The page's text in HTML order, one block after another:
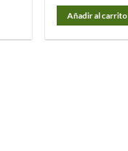
Añadir al carrito